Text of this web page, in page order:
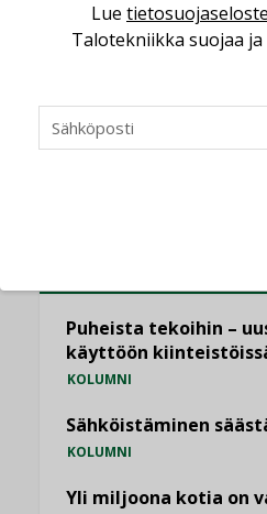
Kaivamattomat
vakiinnuttavat
KATSO KAIKKI
Puheista tekoihin –
käyttöön
KOLUMNI
Sähköistäminen
KOLUMNI
Yli miljoona kotia on
Lue
Talotekniikka suojaa